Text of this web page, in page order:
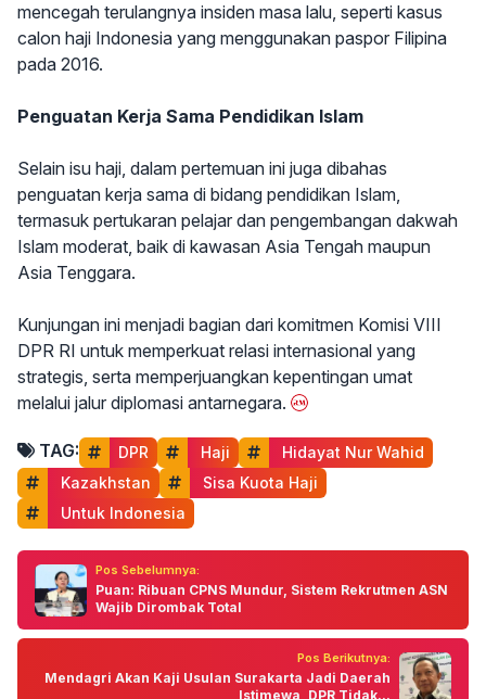
mencegah terulangnya insiden masa lalu, seperti kasus
calon haji Indonesia yang menggunakan paspor Filipina
pada 2016.
Penguatan Kerja Sama Pendidikan Islam
Selain isu haji, dalam pertemuan ini juga dibahas
penguatan kerja sama di bidang pendidikan Islam,
termasuk pertukaran pelajar dan pengembangan dakwah
Islam moderat, baik di kawasan Asia Tengah maupun
Asia Tenggara.
Kunjungan ini menjadi bagian dari komitmen Komisi VIII
DPR RI untuk memperkuat relasi internasional yang
strategis, serta memperjuangkan kepentingan umat
melalui jalur diplomasi antarnegara.
TAG: DPR Haji
Hidayat Nur Wahid
Kazakhstan
Sisa Kuota Haji
Untuk Indonesia
Pos Sebelumnya:
Puan: Ribuan CPNS Mundur, Sistem Rekrutmen ASN
Wajib Dirombak Total
Pos Berikutnya:
Mendagri Akan Kaji Usulan Surakarta Jadi Daerah
Istimewa, DPR Tidak...